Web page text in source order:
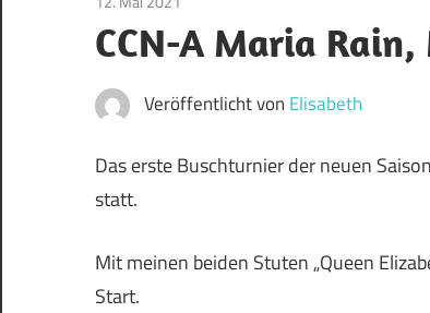
CCN-A Maria Rain,
Veröffentlicht von Elisabeth
Das erste Buschturnier der neuen
statt.
Mit meinen beiden Stuten „Queen
Start.